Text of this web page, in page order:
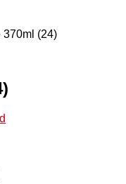
370ml (24)